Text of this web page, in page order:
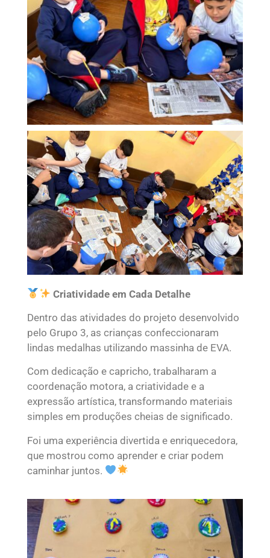
Criatividade em Cada Detalhe
Dentro das atividades do projeto desenvolvido
pelo Grupo 3, as crianças confeccionaram
lindas medalhas utilizando massinha de EVA.
Com dedicação e capricho, trabalharam a
coordenação motora, a criatividade e a
expressão artística, transformando materiais
simples em produções cheias de significado.
Foi uma experiência divertida e enriquecedora,
que mostrou como aprender e criar podem
caminhar juntos.